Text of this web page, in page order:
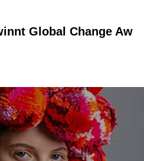
Global Change Aw